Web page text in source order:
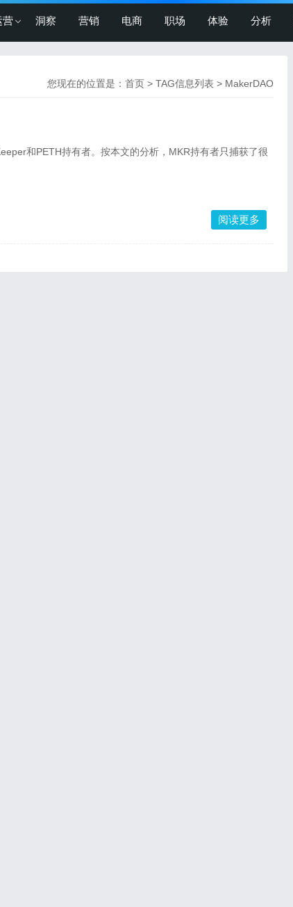
营 洞察 营销 电商 职场 体验 分析
您现在的位置是： 首页 > TAG信息列表 > MakerDAO
和PETH持有者。按本文的分析，MKR持有者只捕获了很
阅读更多